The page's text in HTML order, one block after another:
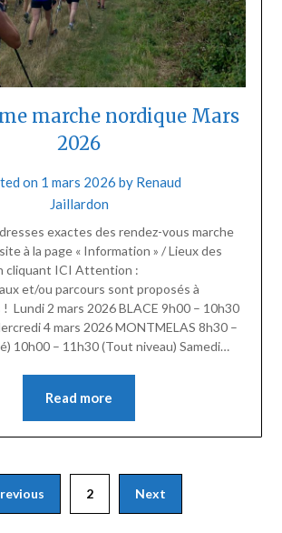
marche nordique Mars
2026
on 1 mars 2026 by Renaud
Jaillardon
exactes des rendez-vous marche
à la page « Information » / Lieux des
cliquant ICI Attention :
et/ou parcours sont proposés à
Lundi 2 mars 2026 BLACE 9h00 – 10h30
4 mars 2026 MONTMELAS 8h30 –
10h00 – 11h30 (Tout niveau) Samedi…
Read more
2 Next